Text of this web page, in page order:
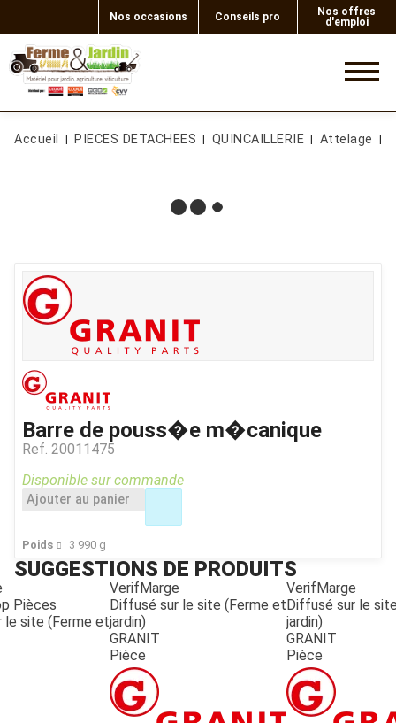
Nos occasions Conseils pro
Nos offres
d'emploi
Accueil PIECES DETACHEES QUINCAILLERIE Attelage
Barre de pouss�e m�canique
Ref. 20011475
Poids 3 990 g
Disponible sur commande
Ajouter au panier
SUGGESTIONS DE PRODUITS
Pièces
le site (Ferme et
VerifMarge
Diffusé sur le site (Ferme et
jardin)
GRANIT
Pièce
VerifMarge
Diffusé sur le
jardin)
GRANIT
Pièce